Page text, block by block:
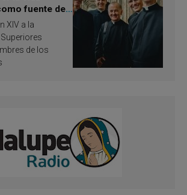
fuente de
XIV a la
de los